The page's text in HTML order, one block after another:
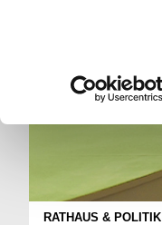
RATHAUS & POLITIK